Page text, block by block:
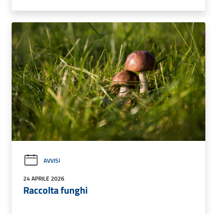
AVVISI
24 APRILE 2026
Raccolta funghi